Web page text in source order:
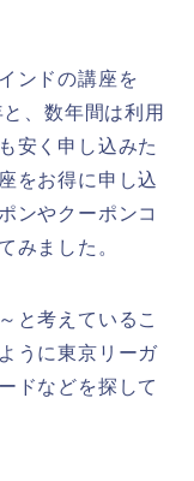
ンドの講座を
、数年間は利用
安く申し込みた
をお得に申し込
ンやクーポンコ
みました。
と考えているこ
うに東京リーガ
ドなどを探して